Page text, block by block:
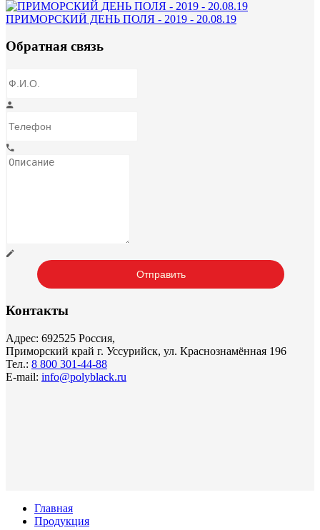
ПРИМОРСКИЙ ДЕНЬ ПОЛЯ - 2019 - 20.08.19
Обратная связь
Контакты
Адрес: 692525 Россия,
Приморский край г. Уссурийск, ул. Краснознамённая 196
Тел.: 8 800 301-44-88
E-mail: info@polyblack.ru
Главная
Продукция